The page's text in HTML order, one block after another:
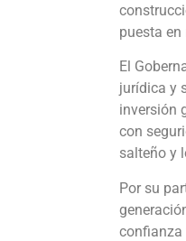
puesta
El
jurídica y
inversión
con
salteño y
Por su
confianza